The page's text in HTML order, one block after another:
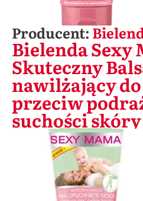
Producent:
Bielenda Sexy
Skuteczny
nawilżający do
przeciw
suchości skóry